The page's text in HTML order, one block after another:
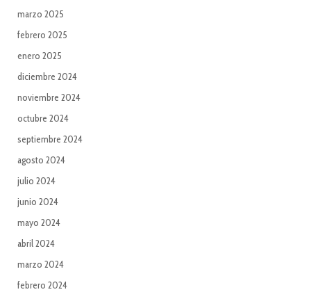
marzo 2025
febrero 2025
enero 2025
diciembre 2024
noviembre 2024
octubre 2024
septiembre 2024
agosto 2024
julio 2024
junio 2024
mayo 2024
abril 2024
marzo 2024
febrero 2024